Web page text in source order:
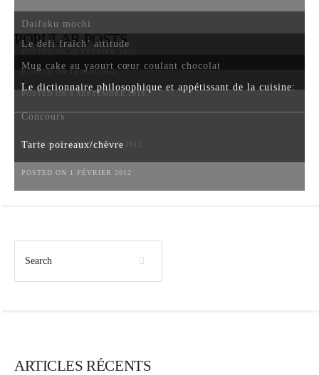
POPULAR POSTS
Daifuku mochi
Le defi fraîch’ attitude
POSTED ON 18 MAI 2012
Mug cake au yaourt cœur coulant chocolat
POSTED ON 5 SEPTEMBRE 2013
Le dictionnaire philosophique et appétissant de la cuisine:
Concours
POSTED ON 6 NOVEMBRE 2012
Tarte poireaux/chèvre
POSTED ON 1 FÉVRIER 2012
ARTICLES RÉCENTS